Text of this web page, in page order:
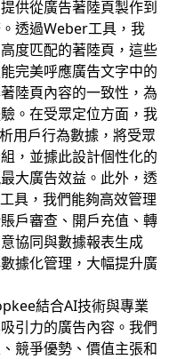
供從廣告著陸頁製作到
透過Weber工具，我
度匹配的著陸頁，這些
完美呼應廣告文字中的
陸頁內容的一致性，為
。在受眾定位方面，我
用戶行為數據，將受眾
，並據此設計個性化的
大廣告效益。此外，透
具，我們能夠高效管理
戶審查、開戶充值、轉
協同與數據報表生成
據化管理，大幅提升廣
結合AI技術與專業
引力的廣告內容。我們
競爭優勢、價值主張和